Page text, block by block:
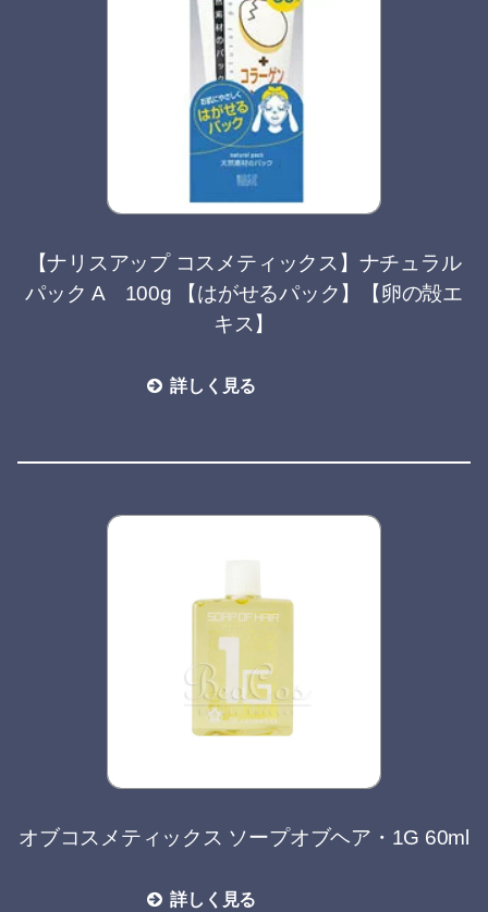
【ナリスアップ コスメティックス】ナチュラル
パック A 100g 【はがせるパック】【卵の殻エ
キス】
詳しく見る
オブコスメティックス ソープオブヘア・1G 60ml
詳しく見る